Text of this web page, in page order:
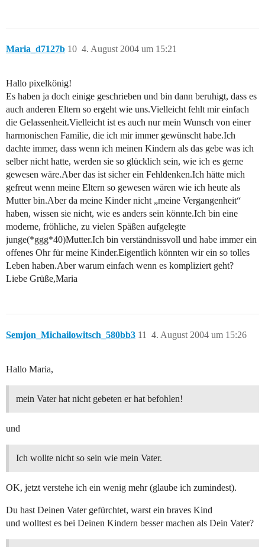
Maria_d7127b 4. August 2004 um 15:21
10
Hallo pixelkönig!
Es haben ja doch einige geschrieben und bin dann beruhigt, dass es
auch anderen Eltern so ergeht wie uns.Vielleicht fehlt mir einfach
die Gelassenheit.Vielleicht ist es auch nur mein Wunsch von einer
harmonischen Familie, die ich mir immer gewünscht habe.Ich
dachte immer, dass wenn ich meinen Kindern als das gebe was ich
selber nicht hatte, werden sie so glücklich sein, wie ich es gerne
gewesen wäre.Aber das ist sicher ein Fehldenken.Ich hätte mich
gefreut wenn meine Eltern so gewesen wären wie ich heute als
Mutter bin.Aber da meine Kinder nicht „meine Vergangenheit“
haben, wissen sie nicht, wie es anders sein könnte.Ich bin eine
moderne, fröhliche, zu vielen Späßen aufgelegte
junge(*ggg*40)Mutter.Ich bin verständnissvoll und habe immer ein
offenes Ohr für meine Kinder.Eigentlich könnten wir ein so tolles
Leben haben.Aber warum einfach wenn es kompliziert geht?
Liebe Grüße,Maria
Semjon_Michailowitsch_580bb3 4. August 2004 um 15:26
11
Hallo Maria,
mein Vater hat nicht gebeten er hat befohlen!
und
Ich wollte nicht so sein wie mein Vater.
OK, jetzt verstehe ich ein wenig mehr (glaube ich zumindest).
Du hast Deinen Vater gefürchtet, warst ein braves Kind
und wolltest es bei Deinen Kindern besser machen als Dein Vater?